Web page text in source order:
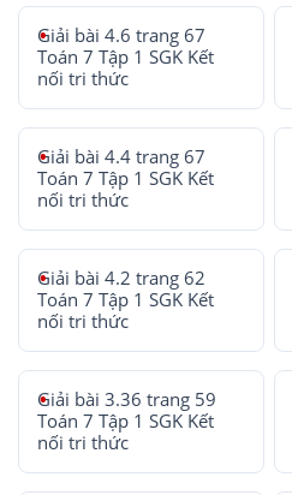
Giải bài 4.6 trang 67
Toán 7 Tập 1 SGK Kết
nối tri thức
Giải bài 4.4 trang 67
Toán 7 Tập 1 SGK Kết
nối tri thức
Giải bài 4.2 trang 62
Toán 7 Tập 1 SGK Kết
nối tri thức
Giải bài 3.36 trang 59
Toán 7 Tập 1 SGK Kết
nối tri thức